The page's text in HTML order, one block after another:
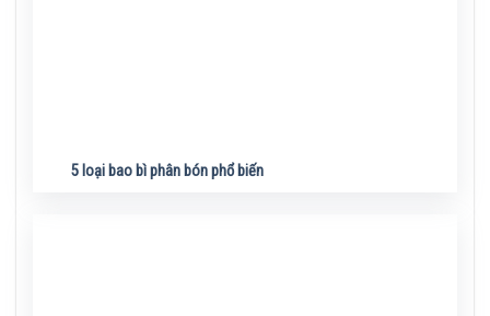
5 loại bao bì phân bón phổ biến